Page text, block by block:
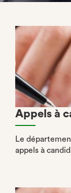
Appels à
Le
appels à